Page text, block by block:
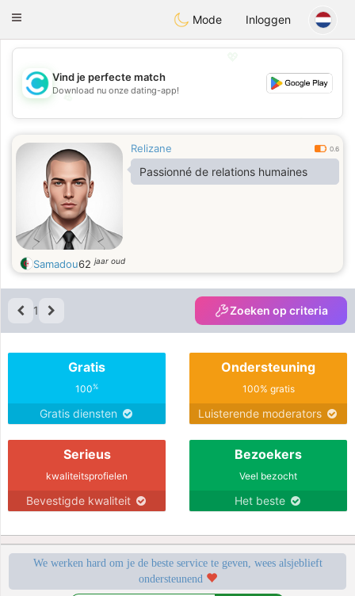
olombiaCitas
Toggle
Mode Inloggen
💖
💕
Vind je perfecte match
Download nu onze dating-app!
Relizane 0.6
Passionné de relations humaines
Samadou62jaar oud
1 Zoeken op criteria
Gratis
100%
Gratis diensten
Ondersteuning
100% gratis
Luisterende moderators
Serieus
kwaliteitsprofielen
Bevestigde kwaliteit
Bezoekers
Veel bezocht
Het beste
We werken hard om je de beste service te geven, wees alsjeblieft
ondersteunend